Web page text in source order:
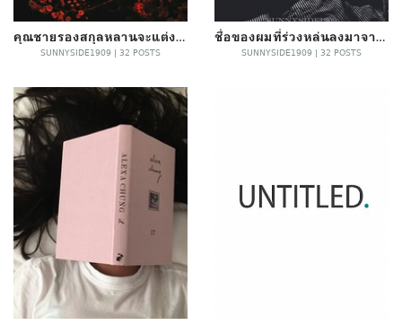
คุณชายรองสกุลหลานจะแต่งงาน
SUNNYSIDE1909 | 32 POSTS
ชื่อของผมที่ร่วงหล่นลงมาจากริมฝีปากของคุณ
SUNNYSIDE1909 | 32 POSTS